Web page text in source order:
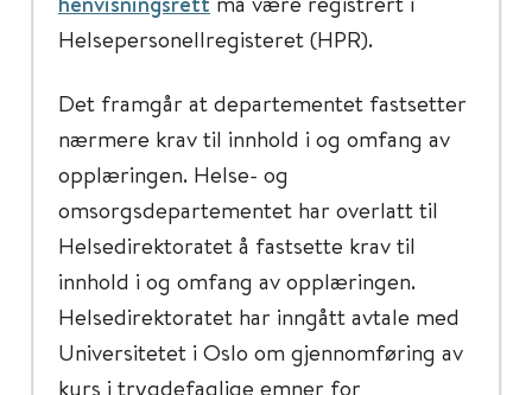
Helsepersonellregisteret (HPR).
Det framgår at departementet fastsetter
nærmere krav til innhold i og omfang av
opplæringen. Helse- og
omsorgsdepartementet har overlatt til
Helsedirektoratet å fastsette krav til
innhold i og omfang av opplæringen.
Helsedirektoratet har inngått avtale med
Universitetet i Oslo om gjennomføring av
kurs i trygdefaglige emner for